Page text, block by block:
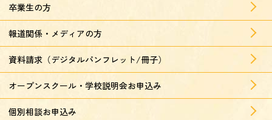
卒業生の方
報道関係・メディアの方
資料請求（デジタルパンフレット/冊子）
オープンスクール・学校説明会お申込み
個別相談お申込み